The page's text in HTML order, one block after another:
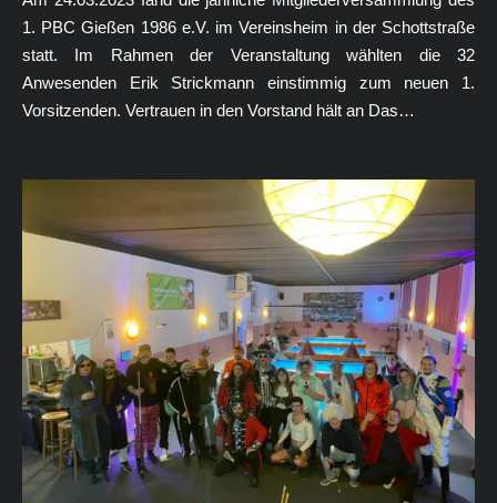
1. PBC Gießen 1986 e.V. im Vereinsheim in der Schottstraße
statt. Im Rahmen der Veranstaltung wählten die 32
Anwesenden Erik Strickmann einstimmig zum neuen 1.
Vorsitzenden. Vertrauen in den Vorstand hält an Das…